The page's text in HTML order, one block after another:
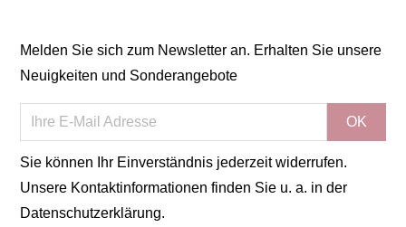
Melden Sie sich zum Newsletter an. Erhalten Sie unsere
Neuigkeiten und Sonderangebote
Sie können Ihr Einverständnis jederzeit widerrufen.
Unsere Kontaktinformationen finden Sie u. a. in der
Datenschutzerklärung.